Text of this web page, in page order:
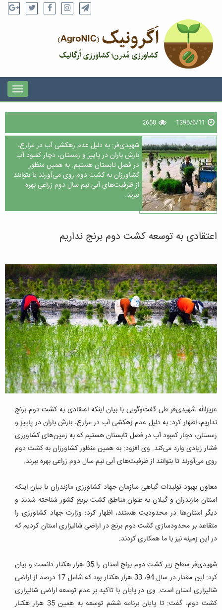
1396/6/11
2650
شهیدی‌فر: به دلیل عدم زهکشی آب در مزارع،
بارش باران در پاییز و زمستان، دچار کمبود آب
در فصل تابستان هستیم. به همین منظور
کشاورزان به کشت دوم روی می‌آورند تا بتوانند
از ظرفیت‌های آبی نیم سال دوم زراعی بهره
ببرند.
اعتقادی به توسعه کشت دوم برنج نداریم
عزیزالله شهیدی‌فر طی گفت‌وگویی با بیان اینکه اعتقادی به کشت دوم برنج
نداریم، اظهار کرد: به دلیل عدم زهکشی آب در مزارع، بارش باران در پاییز و
زمستان، دچار کمبود آب در فصل تابستان هستیم که به زمین‌های کشاورزی
فشار زیادی وارد می‌کند. وی افزود: به همین منظور کشاورزان به کشت دوم
روی می‌آورند تا بتوانند از ظرفیت‌های آبی نیم سال دوم زراعی بهره ببرند.
معاون بهبود تولیدات گیاهی سازمان جهاد کشاورزی مازندران با بیان اینکه
استان مازندران و گیلان به عنوان مناطق کشت برنج کشور شناخته شدند و
دیگر استان‌ها در محدودیت هستند، اظهار کرد: وزارت جهاد کشاورزی را
متقاعد بر محدودسازی کشت دوم برنج در اراضی شالیزاری استان کردیم که
در این زمینه نیز با ما همکاری کردند.
شهیدی‌فر سطح زیر کشت دوم برنج استان را 35 هزار هکتار دانست و بیان
کرد: این مقدار در سال 94، 33 هزار هکتار بود که شامل 17 درصد از اراضی
شالیزاری استان است. وی در پایان با تاکید بر عدم توسعه اراضی شالیزاری
کشت دوم، گفت: تا پایان برنامه ششم توسعه به همین 35 هزار هکتار